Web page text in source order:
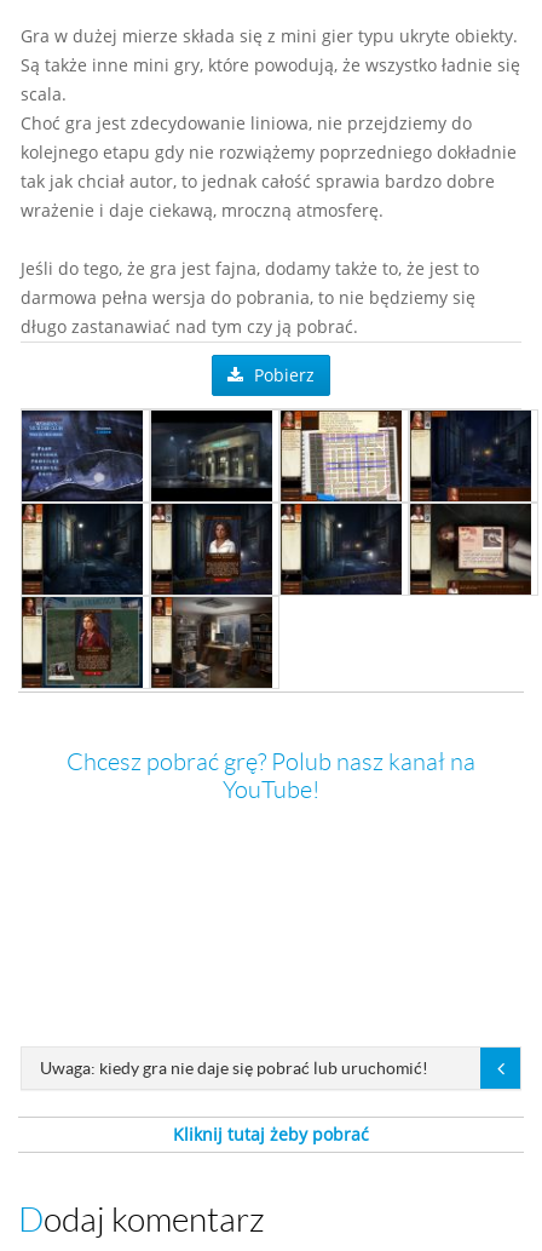
Gra w dużej mierze składa się z mini gier typu ukryte obiekty.
Są także inne mini gry, które powodują, że wszystko ładnie się
scala.
Choć gra jest zdecydowanie liniowa, nie przejdziemy do
kolejnego etapu gdy nie rozwiążemy poprzedniego dokładnie
tak jak chciał autor, to jednak całość sprawia bardzo dobre
wrażenie i daje ciekawą, mroczną atmosferę.
Jeśli do tego, że gra jest fajna, dodamy także to, że jest to
darmowa pełna wersja do pobrania, to nie będziemy się
długo zastanawiać nad tym czy ją pobrać.
Pobierz
Chcesz pobrać grę? Polub nasz kanał na
YouTube!
Uwaga: kiedy gra nie daje się pobrać lub uruchomić!
Kliknij tutaj żeby pobrać
Dodaj komentarz